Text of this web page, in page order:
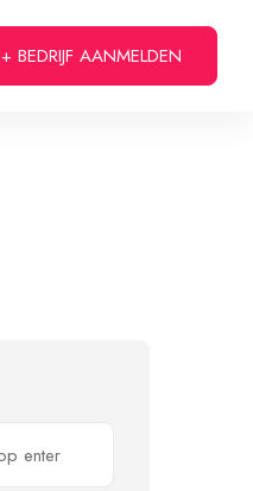
+ BEDRIJF AANMELDEN